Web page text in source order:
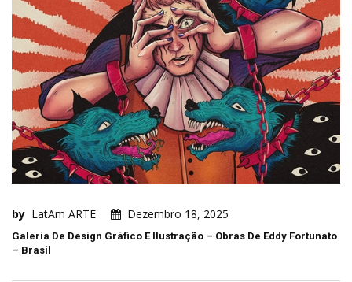
by LatAm ARTE Dezembro 18, 2025
Galeria De Design Gráfico E Ilustração – Obras De Eddy Fortunato
– Brasil